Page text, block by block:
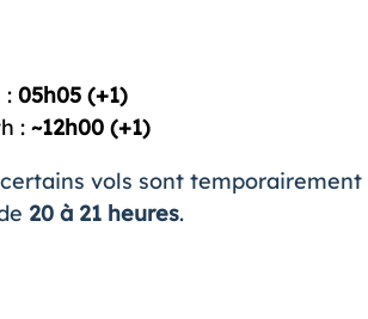
: 05h05 (+1)
: ~12h00 (+1)
vols sont temporairement
20 à 21 heures.